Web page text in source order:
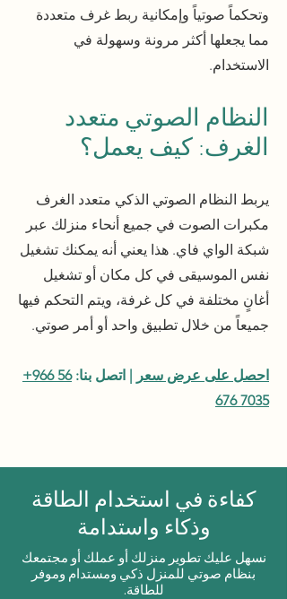
وتحكماً صوتياً وإمكانية ربط غرف متعددة
مما يجعلها أكثر مرونة وسهولة في
الاستخدام.
النظام الصوتي متعدد
الغرف: كيف يعمل؟
يربط النظام الصوتي الذكي متعدد الغرف
مكبرات الصوت في جميع أنحاء منزلك عبر
شبكة الواي فاي. هذا يعني أنه يمكنك تشغيل
نفس الموسيقى في كل مكان أو تشغيل
أغانٍ مختلفة في كل غرفة، ويتم التحكم فيها
جميعاً من خلال تطبيق واحد أو أمر صوتي.
احصل على عرض سعر | اتصل بنا:‎+966 56
676 7035
كفاءة في استخدام الطاقة
وذكاء واستدامة
نسهل عليك تطوير منزلك أو عملك أو مجتمعك
بنظام صوتي للمنزل ذكي ومستدام وموفر
للطاقة.